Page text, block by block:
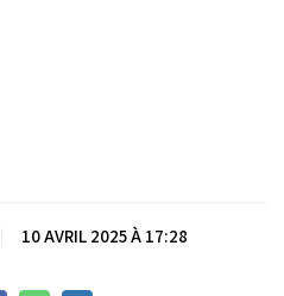
10 AVRIL 2025 À 17:28